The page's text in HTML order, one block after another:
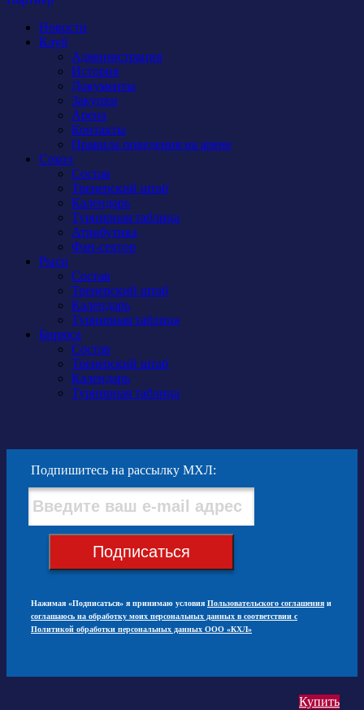
Купить
Новости
Клуб
Администрация
История
Документы
Закупки
Арена
Контакты
Правила поведения на арене
Сокол
Состав
Тренерский штаб
Календарь
Турнирная таблица
Атрибутика
Фан-сектор
Рыси
Состав
Тренерский штаб
Календарь
Турнирная таблица
Бирюса
Состав
Тренерский штаб
Календарь
Турнирная таблица
Подпишитесь на рассылку МХЛ:
Подписаться
Нажимая «Подписаться» я принимаю условия Пользовательского соглашения и
соглашаюсь на обработку моих персональных данных в соответствии с
Политикой обработки персональных данных ООО «КХЛ»